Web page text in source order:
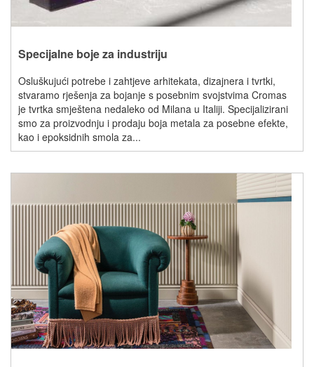
Specijalne boje za industriju
Osluškujući potrebe i zahtjeve arhitekata, dizajnera i tvrtki,
stvaramo rješenja za bojanje s posebnim svojstvima Cromas
je tvrtka smještena nedaleko od Milana u Italiji. Specijalizirani
smo za proizvodnju i prodaju boja metala za posebne efekte,
kao i epoksidnih smola za...